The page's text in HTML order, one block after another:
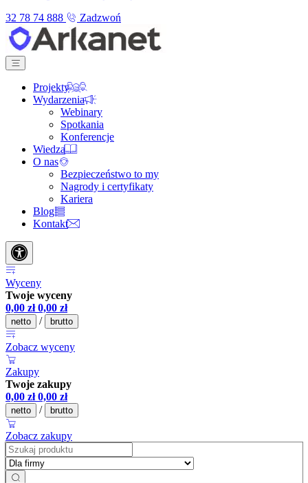
32 78 74 888
Zadzwoń
Projekty
Wydarzenia
Webinary
Spotkania
Konferencje
Wiedza
O nas
Bezpieczeństwo to my
Nagrody i certyfikaty
Kariera
Blog
Kontakt
Wyceny
Twoje wyceny
0,00 zł 0,00 zł
netto / brutto
Zobacz wyceny
Zakupy
Twoje zakupy
0,00 zł 0,00 zł
netto / brutto
Zobacz zakupy